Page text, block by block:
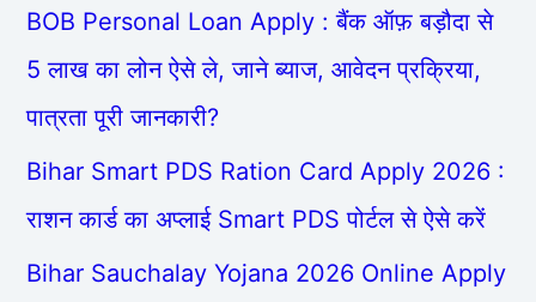
BOB Personal Loan Apply : बैंक ऑफ़ बड़ौदा से
5 लाख का लोन ऐसे ले, जाने ब्याज, आवेदन प्रक्रिया,
पात्रता पूरी जानकारी?
Bihar Smart PDS Ration Card Apply 2026 :
राशन कार्ड का अप्लाई Smart PDS पोर्टल से ऐसे करें
Bihar Sauchalay Yojana 2026 Online Apply